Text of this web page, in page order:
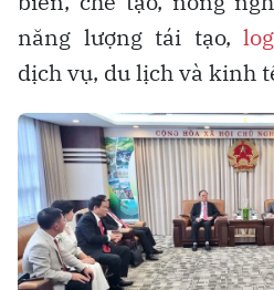
năng lượng tái tạo,
dịch vụ, du lịch và kinh